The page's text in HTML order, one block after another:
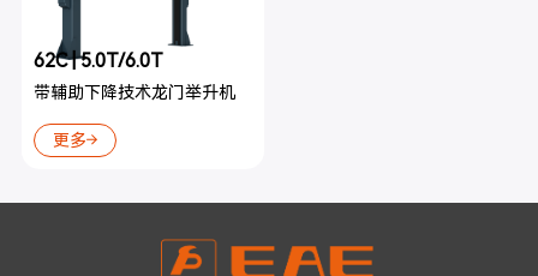
62C | 5.0T/6.0T
带辅助下降技术龙门举升机
更多